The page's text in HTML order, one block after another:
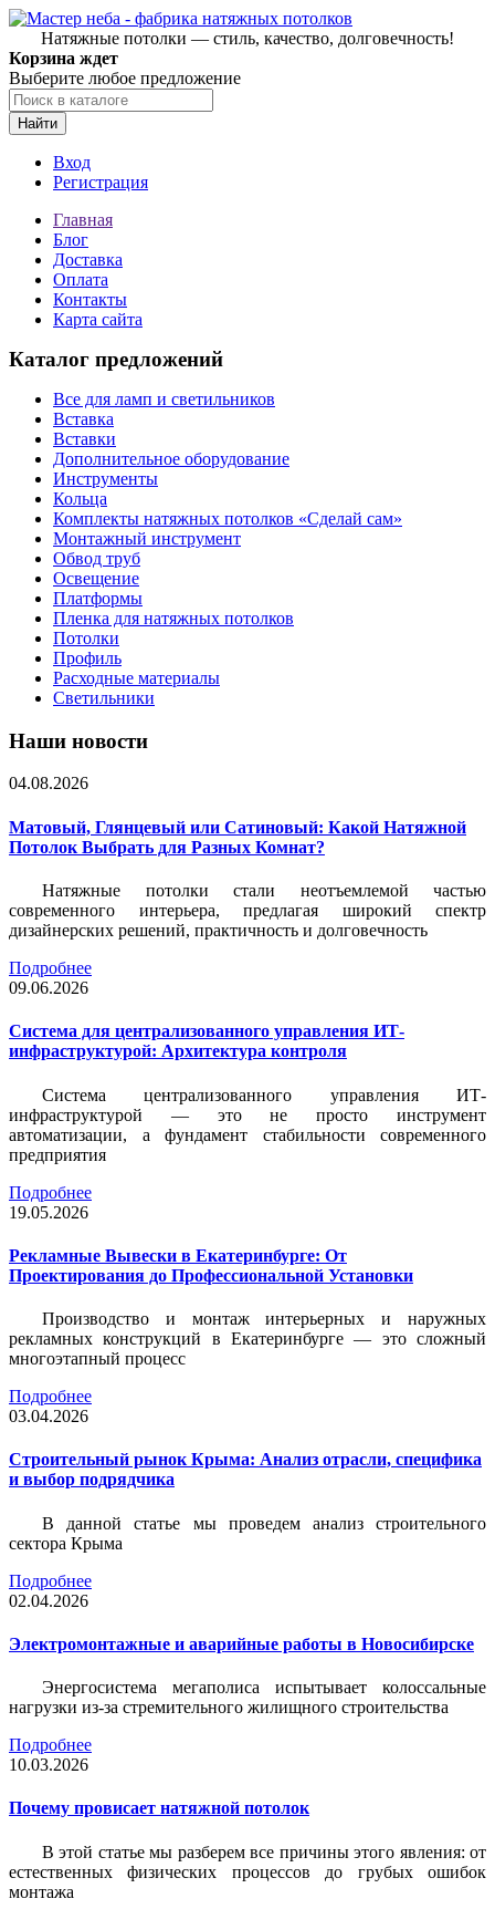
Натяжные потолки — стиль, качество, долговечность!
Корзина ждет
Выберите любое предложение
Найти
Вход
Регистрация
Главная
Блог
Доставка
Оплата
Контакты
Карта сайта
Каталог предложений
Все для ламп и светильников
Вставка
Вставки
Дополнительное оборудование
Инструменты
Кольца
Комплекты натяжных потолков «Сделай сам»
Монтажный инструмент
Обвод труб
Освещение
Платформы
Пленка для натяжных потолков
Потолки
Профиль
Расходные материалы
Светильники
Наши новости
04.08.2026
Матовый, Глянцевый или Сатиновый: Какой Натяжной
Потолок Выбрать для Разных Комнат?
Натяжные потолки стали неотъемлемой частью
современного интерьера, предлагая широкий спектр
дизайнерских решений, практичность и долговечность
Подробнее
09.06.2026
Система для централизованного управления ИТ-
инфраструктурой: Архитектура контроля
Система централизованного управления ИТ-
инфраструктурой — это не просто инструмент
автоматизации, а фундамент стабильности современного
предприятия
Подробнее
19.05.2026
Рекламные Вывески в Екатеринбурге: От
Проектирования до Профессиональной Установки
Производство и монтаж интерьерных и наружных
рекламных конструкций в Екатеринбурге — это сложный
многоэтапный процесс
Подробнее
03.04.2026
Строительный рынок Крыма: Анализ отрасли, специфика
и выбор подрядчика
В данной статье мы проведем анализ строительного
сектора Крыма
Подробнее
02.04.2026
Электромонтажные и аварийные работы в Новосибирске
Энергосистема мегаполиса испытывает колоссальные
нагрузки из-за стремительного жилищного строительства
Подробнее
10.03.2026
Почему провисает натяжной потолок
В этой статье мы разберем все причины этого явления: от
естественных физических процессов до грубых ошибок
монтажа